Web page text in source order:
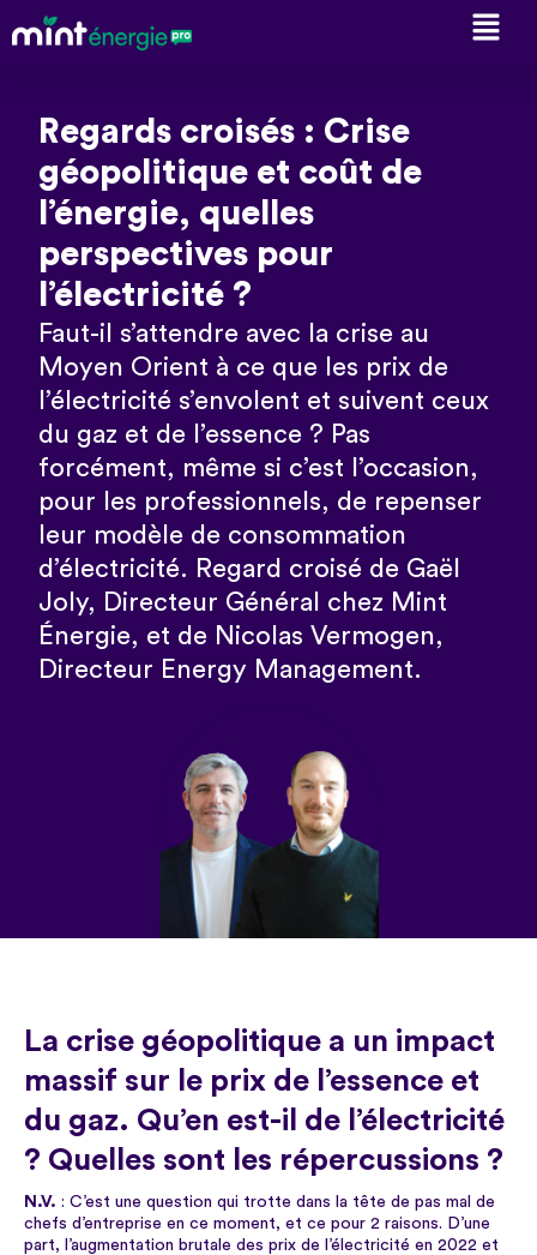
Regards croisés : Crise
géopolitique et coût de
l’énergie, quelles
perspectives pour
l’électricité ?
Faut-il s’attendre avec la crise au
Moyen Orient à ce que les prix de
l’électricité s’envolent et suivent ceux
du gaz et de l’essence ? Pas
forcément, même si c’est l’occasion,
pour les professionnels, de repenser
leur modèle de consommation
d’électricité. Regard croisé de Gaël
Joly, Directeur Général chez Mint
Énergie, et de Nicolas Vermogen,
Directeur Energy Management.
La crise géopolitique a un impact
massif sur le prix de l’essence et
du gaz. Qu’en est-il de l’électricité
? Quelles sont les répercussions ?
N.V. : C’est une question qui trotte dans la tête de pas mal de
chefs d’entreprise en ce moment, et ce pour 2 raisons. D’une
part, l’augmentation brutale des prix de l’électricité en 2022 et